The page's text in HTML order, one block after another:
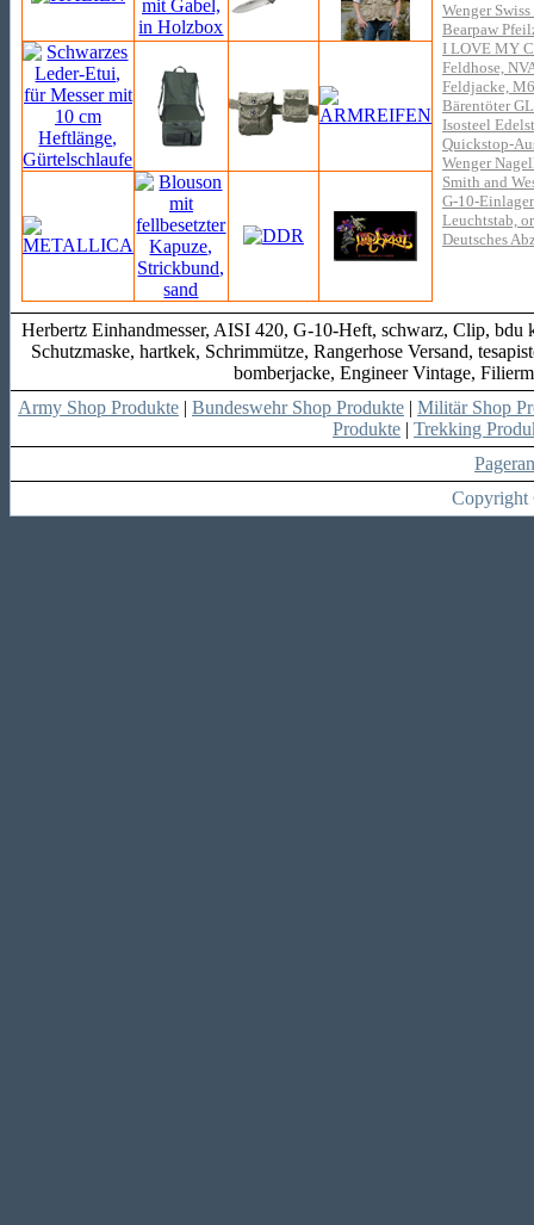
Wenger
Bearpaw
I LOVE MY
Feldhose,
Feldjacke,
Bärentöter
Isosteel
Quickstop-
Wenger
Smith and
G-10-
Leuchtstab,
Deutsches
Herbertz Einhandmesser, AISI 420, G-10-Heft, schwarz, Clip, bdu
Schutzmaske, hartkek, Schrimmütze, Rangerhose Versand,
bomberjacke, Engineer Vintage,
Army Shop Produkte | Bundeswehr Shop Produkte | Militär Shop
Produkte | Trekking